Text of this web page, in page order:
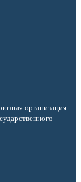
организация